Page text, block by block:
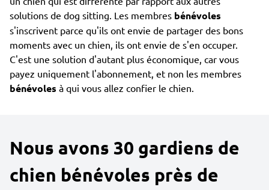
solutions de dog sitting. Les membres bénévoles
s'inscrivent parce qu'ils ont envie de partager des bons
moments avec un chien, ils ont envie de s'en occuper.
C'est une solution d'autant plus économique, car vous
payez uniquement l'abonnement, et non les membres
bénévoles à qui vous allez confier le chien.
Nous avons 30 gardiens de
chien bénévoles près de